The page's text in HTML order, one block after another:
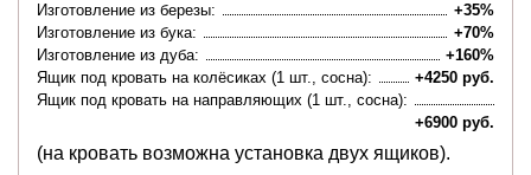
Изготовление из березы:
+35%
Изготовление из бука:
+70%
Изготовление из дуба:
+160%
Ящик под кровать на колёсиках (1 шт., сосна):
+4250 руб.
Ящик под кровать на направляющих (1 шт., сосна):
+6900 руб.
(на кровать возможна установка двух ящиков).